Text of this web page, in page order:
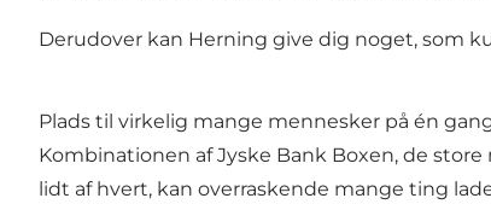
Derudover kan Herning give dig noget, som
Plads til virkelig mange mennesker på én
Kombinationen af Jyske Bank Boxen, de
lidt af hvert, kan overraskende mange ting